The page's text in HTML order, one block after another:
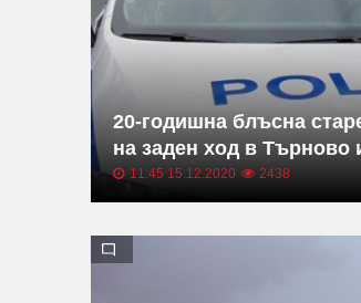
20-годишна блъсна
на заден ход в Търново
11:45 15.12.2020 2438